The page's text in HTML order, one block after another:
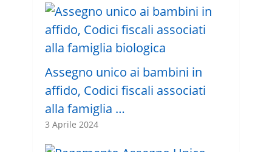
Assegno unico ai bambini in
affido, Codici fiscali associati
alla famiglia …
3 Aprile 2024